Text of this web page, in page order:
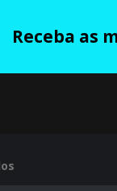
Receba as